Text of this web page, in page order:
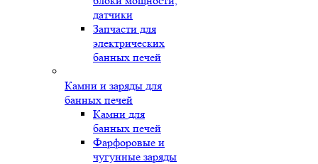
датчики
Запчасти для
электрических
банных печей
Камни и заряды для
банных печей
Камни для
банных печей
Фарфоровые и
чугунные заряды